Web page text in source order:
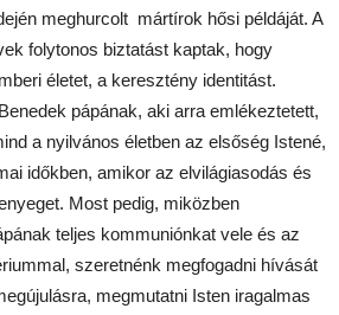
meghurcolt mártírok hősi példáját. A
folytonos biztatást kaptak, hogy
életet, a keresztény identitást.
pápának, aki arra emlékeztetett,
a nyilvános életben az elsőség Istené,
időkben, amikor az elvilágiasodás és
Most pedig, miközben
teljes kommuniónkat vele és az
szeretnénk megfogadni hívását
megmutatni Isten iragalmas